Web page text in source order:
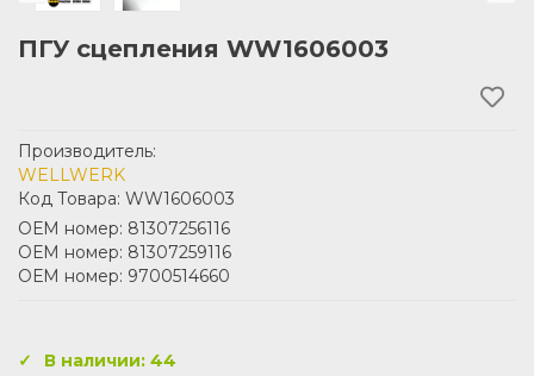
ПГУ сцепления WW1606003
Производитель:
WELLWERK
Код Товара: WW1606003
ОЕМ номер: 81307256116
ОЕМ номер: 81307259116
ОЕМ номер: 9700514660
В наличии: 44